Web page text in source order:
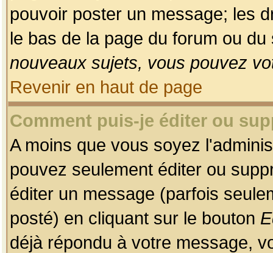
pouvoir poster un message; les
le bas de la page du forum ou
nouveaux sujets, vous pouvez
Revenir en haut de page
Comment puis-je éditer ou
A moins que vous soyez
pouvez seulement éditer ou
éditer un message (parfois
posté) en cliquant sur le bouton
déjà répondu à votre message,